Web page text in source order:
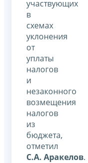
участвующих
в
схемах
уклонения
от
уплаты
налогов
и
незаконного
возмещения
налогов
из
бюджета,
отметил
С.А. Аракелов.